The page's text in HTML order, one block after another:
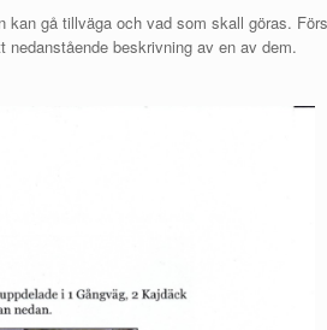
kan gå tillväga och vad som skall göras.
beskrivning av en av dem.